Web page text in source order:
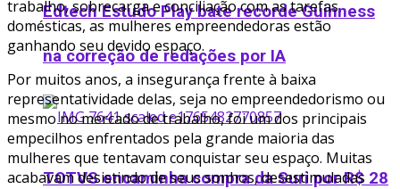
Edtech Estudo Play bate recorde Guinness
na correção de redações por IA
TOTVS encaminha compra da Suri por R$ 28
trabalho, sobrecarga e conciliação com as tarefas
domésticas, as mulheres empreendedoras estão
ganhando seu devido espaço.
Por muitos anos, a insegurança frente à baixa
representatividade delas, seja no empreendedorismo ou
mesmo no mercado de trabalho, foi um dos principais
empecilhos enfrentados pela grande maioria das
mulheres que tentavam conquistar seu espaço. Muitas
acabavam desistindo de seus sonhos, desestimuladas